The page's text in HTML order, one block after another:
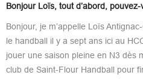
Bonjour Loïs, tout d’abord,
Bonjour, je m’appelle Loïs
le handball il y a sept ans ici au
jouer une saison pleine en N3 dès
club de Saint-Flour Handball pour